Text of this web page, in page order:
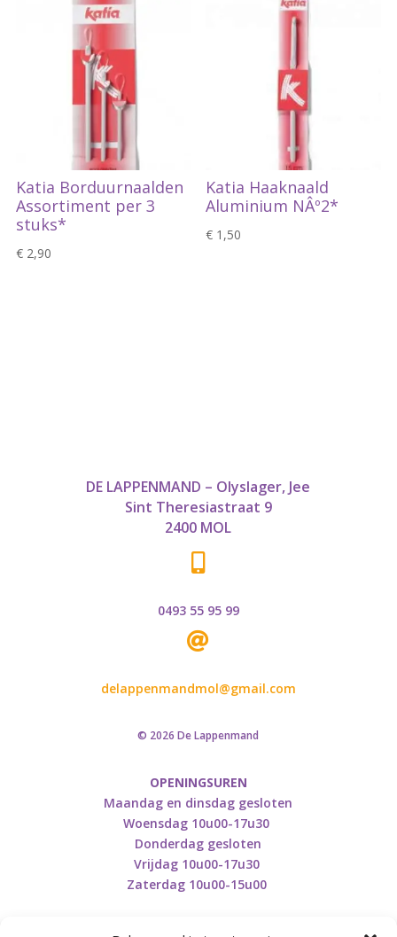
Katia Borduurnaalden
Assortiment per 3
stuks*
€2,90
Katia Haaknaald
Aluminium NÂº2*
€ 1,50
DE LAPPENMAND – Olyslager, Jee
Sint Theresiastraat 9
2400 MOL

0493 55 95 99

delappenmandmol@gmail.com
© 2026 De Lappenmand
OPENINGSUREN
Maandag en dinsdag gesloten
Woensdag 10u00-17u30
Donderdag gesloten
Vrijdag 10u00-17u30
Zaterdag 10u00-15u00